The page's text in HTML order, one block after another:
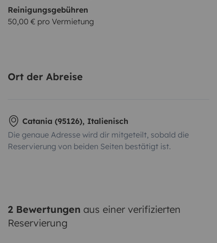
Reinigungsgebühren
50,00 € pro Vermietung
Ort der Abreise
Catania (95126), Italienisch
Die genaue Adresse wird dir mitgeteilt, sobald die
Reservierung von beiden Seiten bestätigt ist.
2 Bewertungen aus einer verifizierten
Reservierung